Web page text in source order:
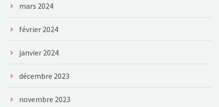
mars 2024
février 2024
janvier 2024
décembre 2023
novembre 2023